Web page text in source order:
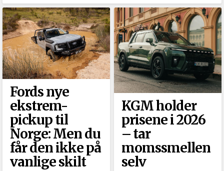
Fords nye
ekstrem-
pickup til
Norge: Men du
får den ikke på
vanlige skilt
KGM holder
prisene i 2026
–⁠ tar
momssmellen
selv